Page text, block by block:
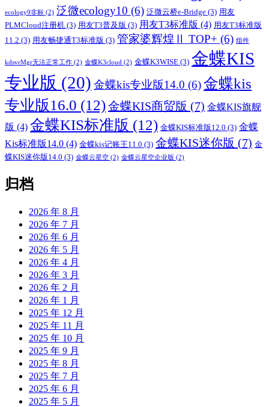
ecology9非标 (2) 泛微ecology10 (6) 泛微云桥e-Bridge (3) 用友
PLMCloud注册机 (3) 用友T3普及版 (3) 用友T3标准版 (4) 用友T3标准版
11.2 (3) 用友畅捷通T3标准版 (3) 管家婆辉煌Ⅱ TOP+ (6) 组件
kdsvrMgr无法正常工作 (2) 金蝶K3cloud (2) 金蝶K3WISE (3) 金蝶KIS
专业版 (20) 金蝶kis专业版14.0 (6)金蝶kis
专业版16.0 (12)金蝶KIS商贸版 (7) 金蝶KIS旗舰
版 (4) 金蝶KIS标准版 (12) 金蝶KIS标准版12.0 (3) 金蝶
Kis标准版14.0 (4) 金蝶kis记账王11.0 (3) 金蝶KIS迷你版 (7) 金
蝶KIS迷你版14.0 (3) 金蝶云星空 (2) 金蝶云星空企业版 (2)
归档
2026 年 8 月
2026 年 7 月
2026 年 6 月
2026 年 5 月
2026 年 4 月
2026 年 3 月
2026 年 2 月
2026 年 1 月
2025 年 12 月
2025 年 11 月
2025 年 10 月
2025 年 9 月
2025 年 8 月
2025 年 7 月
2025 年 6 月
2025 年 5 月